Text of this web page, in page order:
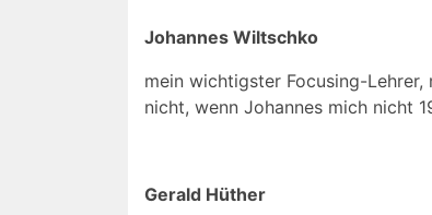
Johannes Wiltschko
mein wichtigster Focusing-
nicht, wenn Johannes mich nicht
Gerald Hüther